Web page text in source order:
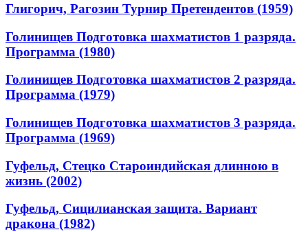
Глигорич, Рагозин Турнир Претендентов (1959)
Голинищев Подготовка шахматистов 1 разряда.
Программа (1980)
Голинищев Подготовка шахматистов 2 разряда.
Программа (1979)
Голинищев Подготовка шахматистов 3 разряда.
Программа (1969)
Гуфельд, Стецко Староиндийская длинною в
жизнь (2002)
Гуфельд, Сицилианская защита. Вариант
дракона (1982)